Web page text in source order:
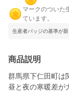
マークのついた
ています。
生産者バッジの基準が新
商品説明
群馬県下仁田町は
昼と夜の寒暖差が